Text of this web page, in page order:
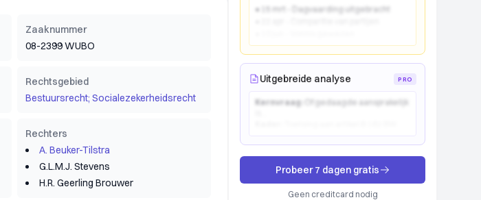
Zaaknummer
08-2399 WUBO
Rechtsgebied
Bestuursrecht; Socialezekerheidsrecht
Rechters
A. Beuker-Tilstra
G.L.M.J. Stevens
H.R. Geerling Brouwer
● 15 mrt - Dagvaarding uitgebracht
Uitgebreide analyse PRO
Kernvraag:
Of gedaagde aansprakelijk
Probeer 7 dagen gratis
Geen creditcard nodig